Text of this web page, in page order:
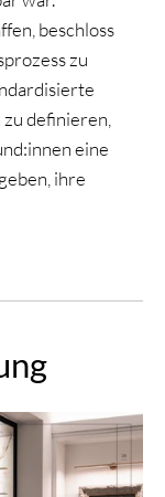
beschloss
zu
definieren,
eine
ihre